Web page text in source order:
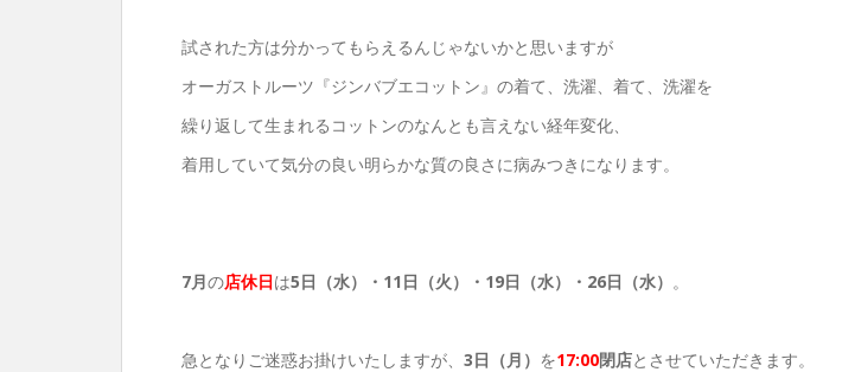
試された方は分かってもらえるんじゃないかと思いますが
オーガストルーツ『ジンバブエコットン』の着て、洗濯、着て、洗濯を
繰り返して生まれるコットンのなんとも言えない経年変化、
着用していて気分の良い明らかな質の良さに病みつきになります。
7月の店休日は5日（水） ・11日（火）・19日（水）・26日（水） 。
急となりご迷惑お掛けいたしますが、 3日（月） を17:00閉店とさせていただきます。